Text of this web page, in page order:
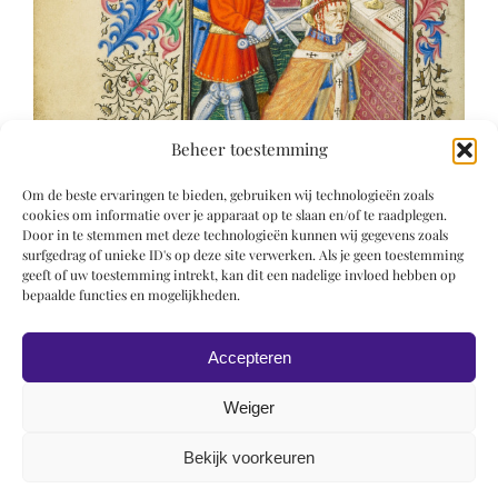
Beheer toestemming
Om de beste ervaringen te bieden, gebruiken wij technologieën zoals
cookies om informatie over je apparaat op te slaan en/of te raadplegen.
Door in te stemmen met deze technologieën kunnen wij gegevens zoals
surfgedrag of unieke ID's op deze site verwerken. Als je geen toestemming
geeft of uw toestemming intrekt, kan dit een nadelige invloed hebben op
bepaalde functies en mogelijkheden.
Accepteren
Weiger
Bekijk voorkeuren